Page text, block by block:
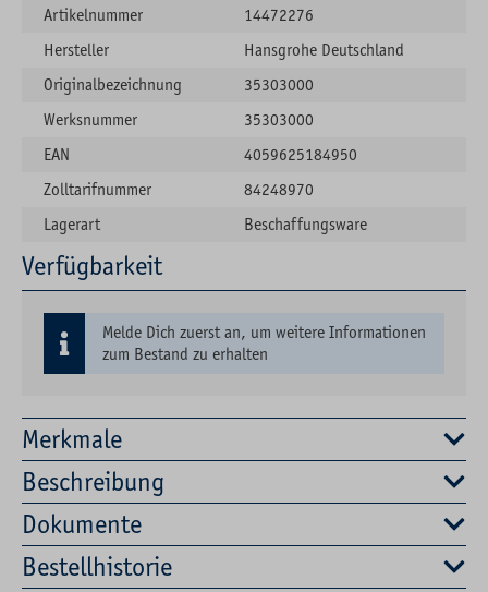
Merkmale
Beschreibung
Dokumente
Bestellhistorie
Artikelnummer
14472276
Hersteller
Hansgrohe Deutschland
Originalbezeichnung
35303000
Werksnummer
35303000
EAN
4059625184950
Zolltarifnummer
84248970
Lagerart
Beschaffungsware
Verfügbarkeit
Melde Dich zuerst an, um weitere Informationen
zum Bestand zu erhalten